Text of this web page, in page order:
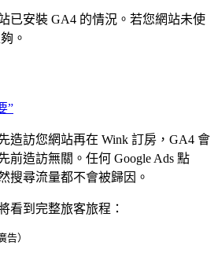
已安裝 GA4 的情況。若您網站未使
。
”
造訪您網站再在 Wink 訂房，GA4 會
前造訪無關。任何 Google Ads 點
搜尋流量都不會被歸因。
看到完整旅客旅程：
）